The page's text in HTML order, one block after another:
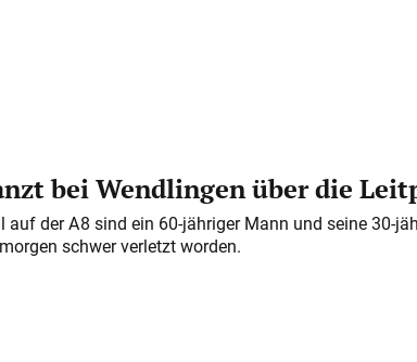
bei Wendlingen über die
auf der A 8 sind ein 60-jähriger Mann und seine 30-
schwer verletzt worden.